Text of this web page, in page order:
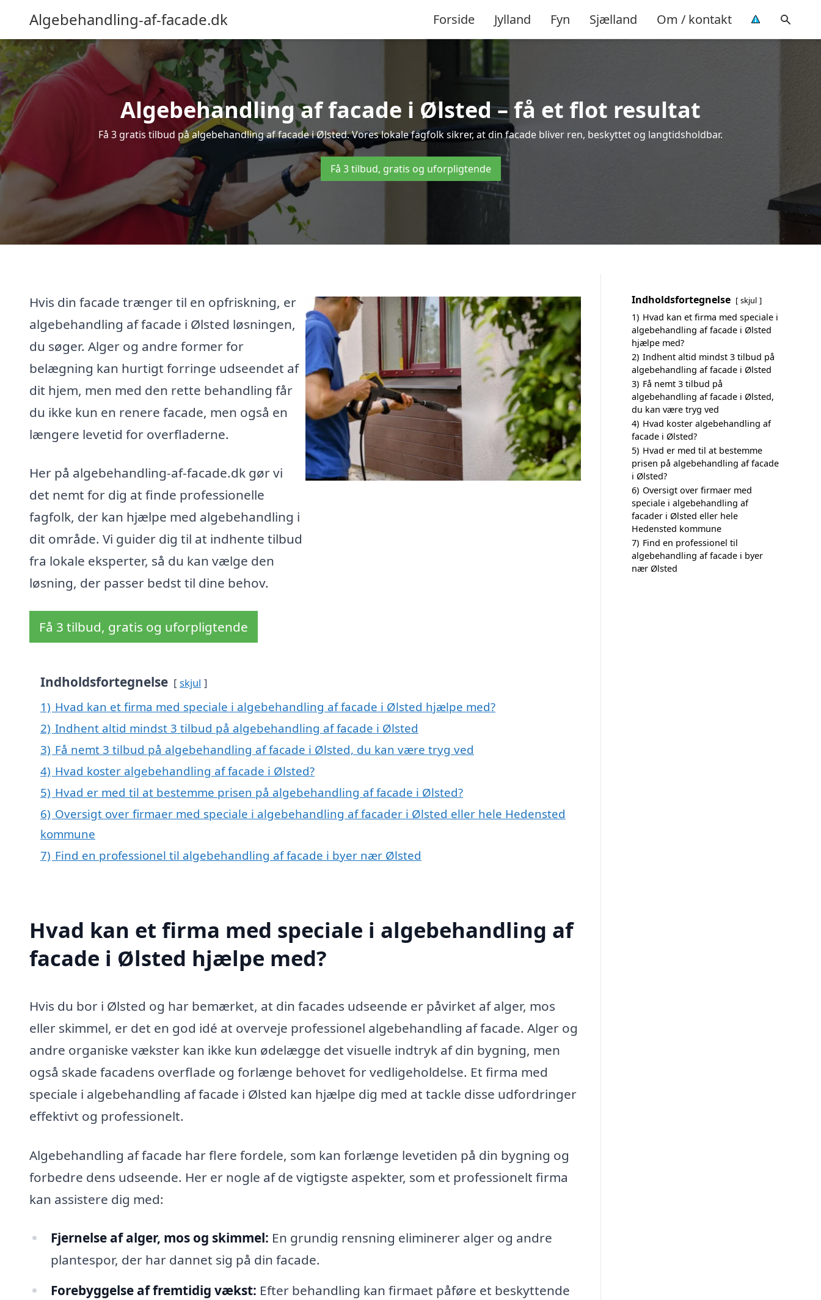
Algebehandling-af-facade.dk Forside Jylland Fyn Sjælland Om / kontakt
Algebehandling af facade i Ølsted – få et flot resultat
Få 3 gratis tilbud på algebehandling af facade i Ølsted. Vores lokale fagfolk sikrer, at din facade bliver ren, beskyttet og langtidsholdbar.
Få 3 tilbud, gratis og uforpligtende
Hvis din facade trænger til en opfriskning, er
algebehandling af facade i Ølsted løsningen,
du søger. Alger og andre former for
belægning kan hurtigt forringe udseendet af
dit hjem, men med den rette behandling får
du ikke kun en renere facade, men også en
længere levetid for overfladerne.
Her på algebehandling-af-facade.dk gør vi
det nemt for dig at finde professionelle
fagfolk, der kan hjælpe med algebehandling i
dit område. Vi guider dig til at indhente tilbud
fra lokale eksperter, så du kan vælge den
løsning, der passer bedst til dine behov.
Få 3 tilbud, gratis og uforpligtende
Indholdsfortegnelse skjul
1) Hvad kan et firma med speciale i algebehandling af facade i Ølsted hjælpe med?
2) Indhent altid mindst 3 tilbud på algebehandling af facade i Ølsted
3) Få nemt 3 tilbud på algebehandling af facade i Ølsted, du kan være tryg ved
4) Hvad koster algebehandling af facade i Ølsted?
5) Hvad er med til at bestemme prisen på algebehandling af facade i Ølsted?
6) Oversigt over firmaer med speciale i algebehandling af facader i Ølsted eller hele Hedensted
kommune
7) Find en professionel til algebehandling af facade i byer nær Ølsted
Hvad kan et firma med speciale i algebehandling af
facade i Ølsted hjælpe med?
Hvis du bor i Ølsted og har bemærket, at din facades udseende er påvirket af alger, mos
eller skimmel, er det en god idé at overveje professionel algebehandling af facade. Alger og
andre organiske vækster kan ikke kun ødelægge det visuelle indtryk af din bygning, men
også skade facadens overflade og forlænge behovet for vedligeholdelse. Et firma med
speciale i algebehandling af facade i Ølsted kan hjælpe dig med at tackle disse udfordringer
effektivt og professionelt.
Algebehandling af facade har flere fordele, som kan forlænge levetiden på din bygning og
forbedre dens udseende. Her er nogle af de vigtigste aspekter, som et professionelt firma
kan assistere dig med:
Fjernelse af alger, mos og skimmel: En grundig rensning eliminerer alger og andre
plantespor, der har dannet sig på din facade.
Forebyggelse af fremtidig vækst: Efter behandling kan firmaet påføre et beskyttende
Indholdsfortegnelse skjul
1) Hvad kan et firma med speciale i
algebehandling af facade i Ølsted
hjælpe med?
2) Indhent altid mindst 3 tilbud på
algebehandling af facade i Ølsted
3) Få nemt 3 tilbud på
algebehandling af facade i Ølsted,
du kan være tryg ved
4) Hvad koster algebehandling af
facade i Ølsted?
5) Hvad er med til at bestemme
prisen på algebehandling af facade
i Ølsted?
6) Oversigt over firmaer med
speciale i algebehandling af
facader i Ølsted eller hele
Hedensted kommune
7) Find en professionel til
algebehandling af facade i byer
nær Ølsted